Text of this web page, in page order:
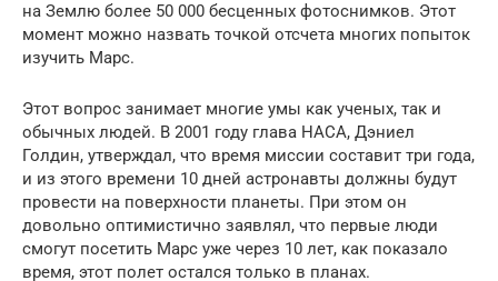
на Землю более 50 000 бесценных фотоснимков. Этот
момент можно назвать точкой отсчета многих попыток
изучить Марс.
Этот вопрос занимает многие умы как ученых, так и
обычных людей. В 2001 году глава НАСА, Дэниел
Голдин, утверждал, что время миссии составит три года,
и из этого времени 10 дней астронавты должны будут
провести на поверхности планеты. При этом он
довольно оптимистично заявлял, что первые люди
смогут посетить Марс уже через 10 лет, как показало
время, этот полет остался только в планах.